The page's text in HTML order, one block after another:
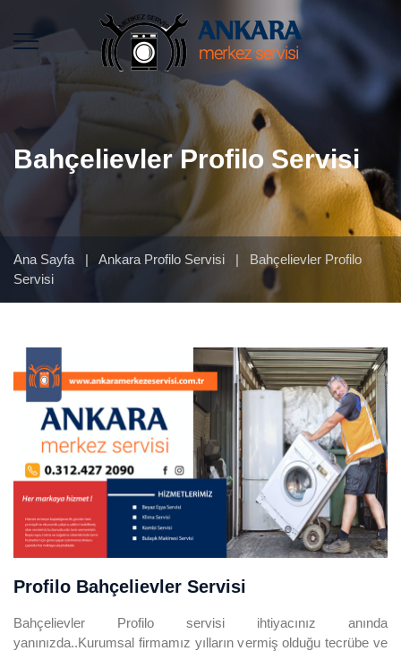
Bahçelievler Profilo Servisi
Ana Sayfa | Ankara Profilo Servisi |
Bahçelievler Profilo
Servisi
Profilo Bahçelievler Servisi
Bahçelievler Profilo servisi ihtiyacınız anında
yanınızda..Kurumsal firmamız yılların vermiş olduğu tecrübe ve